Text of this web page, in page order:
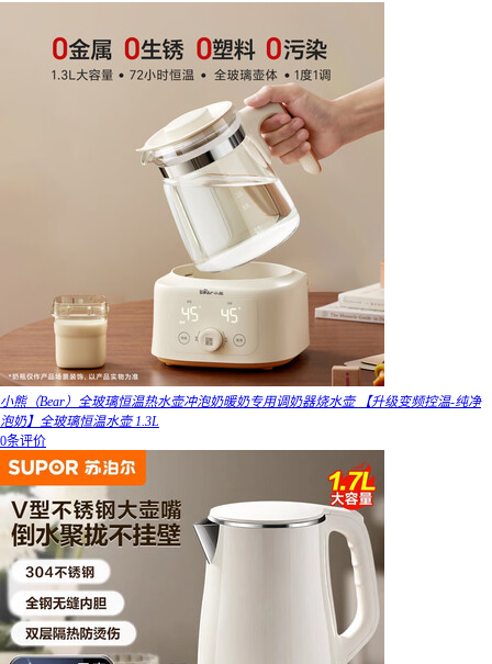
小熊（Bear）全玻璃恒温热水壶冲泡奶暖奶专用调奶器烧水壶 【升级变频控温-纯净
泡奶】全玻璃恒温水壶 1.3L
0条评价